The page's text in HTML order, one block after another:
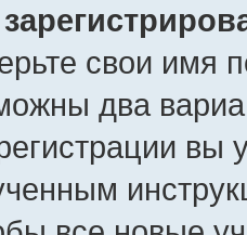
свои имя
два
вы